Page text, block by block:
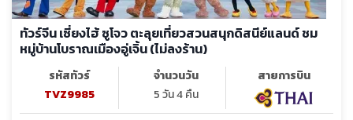
ทัวร์จีน เซี่ยงไฮ้ ซูโจว ตะลุยเที่ยวสวนสนุกดิสนีย์แลนด์ ชม
หมู่บ้านโบราณเมืองอู่เจิ้น (ไม่ลงร้าน)
รหัสทัวร์
TVZ9985
จำนวนวัน
5 วัน 4 คืน
สายการบิน